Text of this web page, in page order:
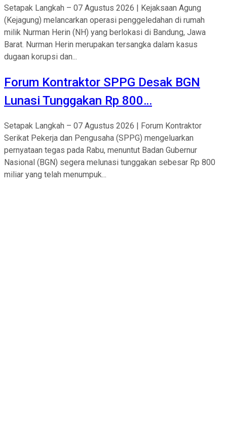
Setapak Langkah – 07 Agustus 2026 | Kejaksaan Agung
(Kejagung) melancarkan operasi penggeledahan di rumah
milik Nurman Herin (NH) yang berlokasi di Bandung, Jawa
Barat. Nurman Herin merupakan tersangka dalam kasus
dugaan korupsi dan...
Forum Kontraktor SPPG Desak BGN
Lunasi Tunggakan Rp 800…
Setapak Langkah – 07 Agustus 2026 | Forum Kontraktor
Serikat Pekerja dan Pengusaha (SPPG) mengeluarkan
pernyataan tegas pada Rabu, menuntut Badan Gubernur
Nasional (BGN) segera melunasi tunggakan sebesar Rp 800
miliar yang telah menumpuk...